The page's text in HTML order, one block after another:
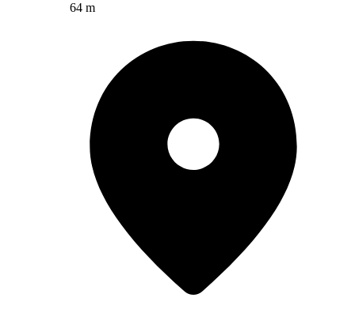
64 m